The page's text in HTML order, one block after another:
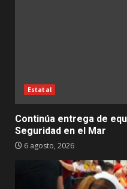
Estatal
Continúa entrega de
Seguridad en el Mar
6 agosto, 2026